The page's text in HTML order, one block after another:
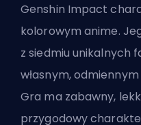
Genshin Impact
kolorowym anime.
z siedmiu unikalnych
własnym,
Gra ma zabawny,
przygodowy